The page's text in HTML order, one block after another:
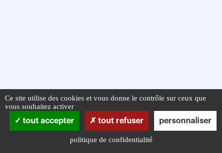
Ce site utilise des cookies et vous donne le contrôle sur ceux que
vous souhaitez activer
tout accepter
tout refuser personnaliser
politique de confidentialité